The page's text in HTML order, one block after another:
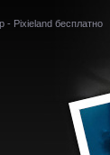
- Pixieland бесплатно